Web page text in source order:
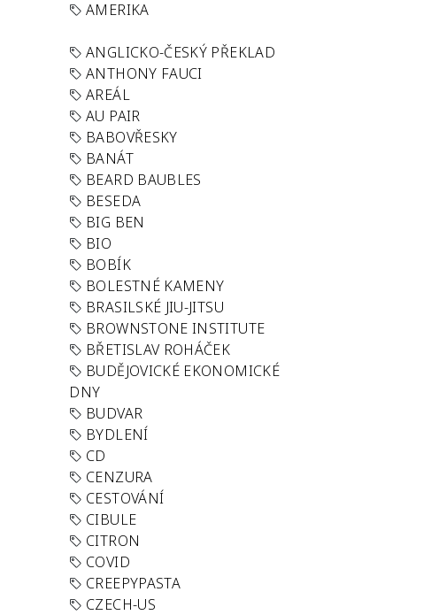
AMERIKA
ANGLICKO-ČESKÝ PŘEKLAD
ANTHONY FAUCI
AREÁL
AU PAIR
BABOVŘESKY
BANÁT
BEARD BAUBLES
BESEDA
BIG BEN
BIO
BOBÍK
BOLESTNÉ KAMENY
BRASILSKÉ JIU-JITSU
BROWNSTONE INSTITUTE
BŘETISLAV ROHÁČEK
BUDĚJOVICKÉ EKONOMICKÉ
DNY
BUDVAR
BYDLENÍ
CD
CENZURA
CESTOVÁNÍ
CIBULE
CITRON
COVID
CREEPYPASTA
CZECH-US